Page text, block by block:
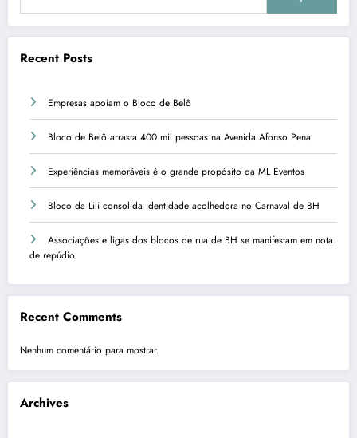
Recent Posts
Empresas apoiam o Bloco de Belô
Bloco de Belô arrasta 400 mil pessoas na Avenida Afonso Pena
Experiências memoráveis é o grande propósito da ML Eventos
Bloco da Lili consolida identidade acolhedora no Carnaval de BH
Associações e ligas dos blocos de rua de BH se manifestam em nota
de repúdio
Recent Comments
Nenhum comentário para mostrar.
Archives